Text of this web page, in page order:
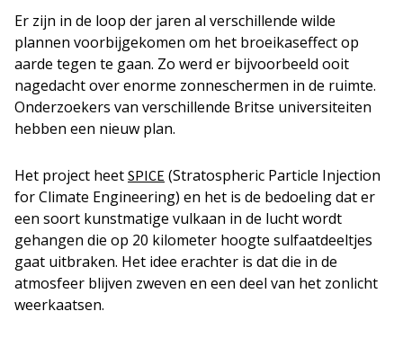
Er zijn in de loop der jaren al verschillende wilde
plannen voorbijgekomen om het broeikaseffect op
aarde tegen te gaan. Zo werd er bijvoorbeeld ooit
nagedacht over enorme zonneschermen in de ruimte.
Onderzoekers van verschillende Britse universiteiten
hebben een nieuw plan.
Het project heet SPICE (Stratospheric Particle Injection
for Climate Engineering) en het is de bedoeling dat er
een soort kunstmatige vulkaan in de lucht wordt
gehangen die op 20 kilometer hoogte sulfaatdeeltjes
gaat uitbraken. Het idee erachter is dat die in de
atmosfeer blijven zweven en een deel van het zonlicht
weerkaatsen.